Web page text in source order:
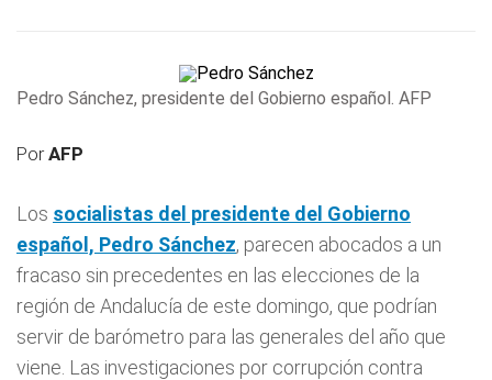
Pedro Sánchez, presidente del Gobierno español. AFP
PorAFP
Los socialistas del presidente del Gobierno
español, Pedro Sánchez, parecen abocados a un
fracaso sin precedentes en las elecciones de la
región de Andalucía de este domingo, que podrían
servir de barómetro para las generales del año que
viene. Las investigaciones por corrupción contra